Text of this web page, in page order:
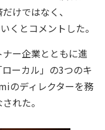
けではなく、
くとコメントした。
ー企業とともに進
ーカル」の3つのキ
のディレクターを務
れた。